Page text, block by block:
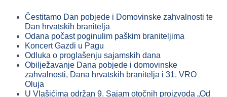
Čestitamo Dan pobjede i Domovinske zahvalnosti te
Dan hrvatskih branitelja
Odana počast poginulim paškim braniteljima
Koncert Gazdi u Pagu
Odluka o proglašenju sajamskih dana
Obilježavanje Dana pobjede i domovinske
zahvalnosti, Dana hrvatskih branitelja i 31. VRO
Oluja
U Vlašićima održan 9. Sajam otočnih proizvoda „Od